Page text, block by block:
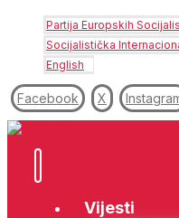
Partija Europskih
Socijalistička
English
Facebook X
Vijesti